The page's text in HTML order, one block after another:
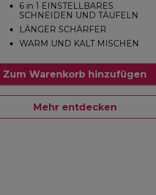
6 in 1 EINSTELLBARES
SCHNEIDEN UND TÄUFELN
LÄNGER SCHÄRFER
WARM UND KALT MISCHEN
Zum Warenkorb hinzufügen
Mehr entdecken